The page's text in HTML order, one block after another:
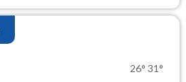
26° 31°